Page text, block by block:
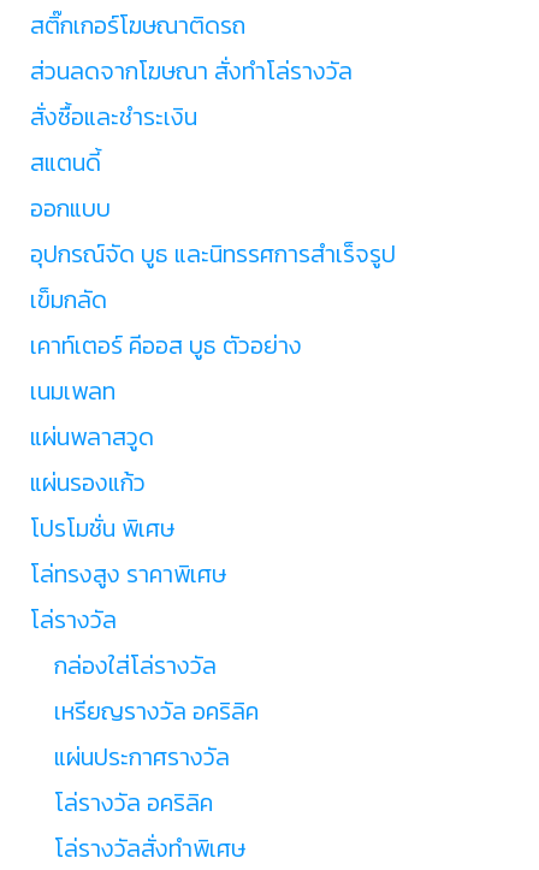
สติ๊กเกอร์โฆษณาติดรถ
ส่วนลดจากโฆษณา สั่งทำโล่รางวัล
สั่งซื้อและชำระเงิน
สแตนดี้
ออกแบบ
อุปกรณ์จัด บูธ และนิทรรศการสำเร็จรูป
เข็มกลัด
เคาท์เตอร์ คีออส บูธ ตัวอย่าง
เนมเพลท
แผ่นพลาสวูด
แผ่นรองแก้ว
โปรโมชั่น พิเศษ
โล่ทรงสูง ราคาพิเศษ
โล่รางวัล
กล่องใส่โล่รางวัล
เหรียญรางวัล อคริลิค
แผ่นประกาศรางวัล
โล่รางวัล อคริลิค
โล่รางวัลสั่งทำพิเศษ